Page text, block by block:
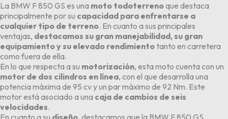
La BMW F 850 GS es una moto todoterrenoque destaca
principalmente por su capacidad para enfrentarse a
cualquier tipo de terreno. En cuanto a sus principales
ventajas, destacamos su gran manejabilidad, su gran
equipamiento y su elevado rendimiento tanto en carretera
como fuera de ella.
En lo que respecta a su motorización, esta moto cuenta con un
motor de dos cilindros en línea, con el que desarrolla una
potencia máxima de 95 cv y un par máximo de 92 Nm. Este
motor está asociado a una caja de cambios de seis
velocidades.